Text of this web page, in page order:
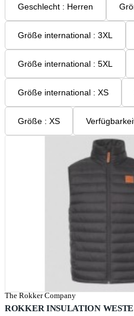
Geschlecht : Herren
Größe international : 3XL
Größe international : 5XL
Größe international : XS
Größe : XS
The Rokker Company
ROKKER INSULATION WESTE